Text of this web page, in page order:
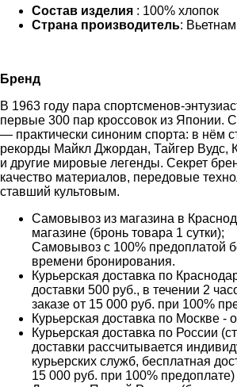
Состав изделия : 100% хлопок
Страна производитель: Вьетнам
Бренд
В 1963 году пара спортсменов-
первые 300 пар кроссовок из Японии.
— практически синоним спорта: в нём
рекорды Майкл Джордан, Тайгер Вудс,
и другие мировые легенды. Секрет
качество материалов, передовые
ставший культовым.
Самовывоз из магазина в
магазине (бронь товара 1 сутки);
Самовывоз с 100% предоплатой
времени бронирования.
Курьерская доставка по
доставки 500 руб., в течении 2
заказе от 15 000 руб. при 100%
Курьерская доставка по Москве -
Курьерская доставка по России
доставки рассчитывается
курьерских служб, бесплатная
15 000 руб. при 100% предоплате)